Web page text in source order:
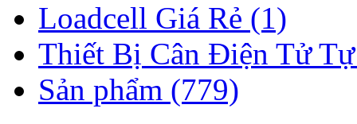
Loadcell Giá Rẻ (1)
Thiết Bị Cân Điện Tử
Sản phẩm (779)